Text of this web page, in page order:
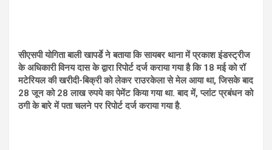
सीएसपी योगिता बाली खापर्डे ने बताया कि सायबर थाना में प्रकाश इंडस्ट्रीज
के अधिकारी विनय दास के द्वारा रिपोर्ट दर्ज कराया गया है कि 18 मई को रॉ
मटेरियल की खरीदी-बिक्री को लेकर राउरकेला से मेल आया था, जिसके बाद
28 जून को 28 लाख रुपये का पेमेंट किया गया था. बाद में, प्लांट प्रबंधन को
ठगी के बारे में पता चलने पर रिपोर्ट दर्ज कराया गया है.